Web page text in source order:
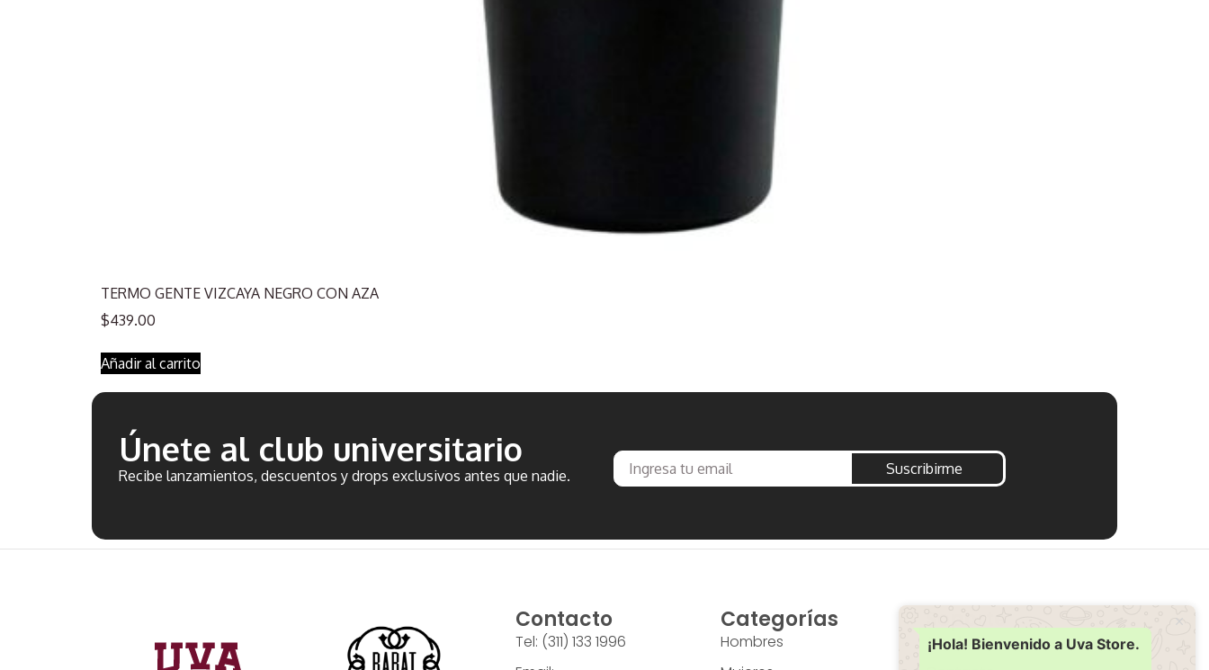
TERMO GENTE VIZCAYA NEGRO CON AZA
$439.00
Añadir al carrito
Únete al club universitario
Recibe lanzamientos, descuentos y drops exclusivos antes que nadie. Suscribirme
Contacto
Tel: (311) 133 1996
Categorías
Hombres
Ayuda
¡Hola! Bienvenido a Uva Store.